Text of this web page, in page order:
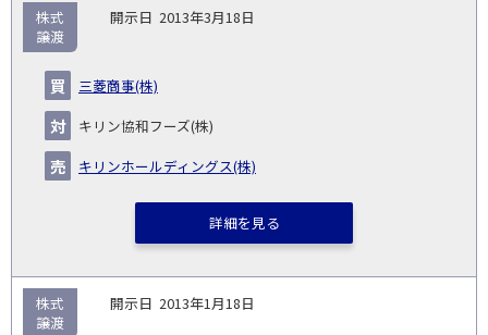
2013年3月18日
三菱商事(株)
キリン協和フーズ(株)
キリンホールディングス(株)
株式
譲渡
詳細を見る
2013年1月18日
株式
譲渡